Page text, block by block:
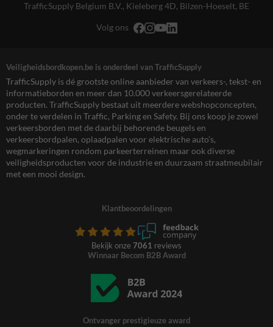
TrafficSupply Belgium B.V., Kieleberg 4D, Bilzen-Hoeselt, BE
Volg ons
Veiligheidsbordkopen.be is onderdeel van TrafficSupply
TrafficSupply is dé grootste online aanbieder van verkeers-, tekst- en
informatieborden en meer dan 10.000 verkeersgerelateerde
producten. TrafficSupply bestaat uit meerdere webshopconcepten,
onder te verdelen in Traffic, Parking en Safety. Bij ons koop je zowel
verkeersborden met de daarbij behorende beugels en
verkeersbordpalen, oplaadpalen voor elektrische auto’s,
wegmarkeringen rondom parkeerterreinen maar ook diverse
veiligheidsproducten voor de industrie en duurzaam straatmeubilair
met een mooi design.
Klantbeoordelingen
Bekijk onze 7061 reviews
Winnaar Becom B2B Award
Ontvanger prestigieuze award